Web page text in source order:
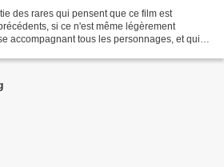
des rares qui pensent que ce film est
si ce n'est même légèrement
accompagnant tous les personnages, et qui